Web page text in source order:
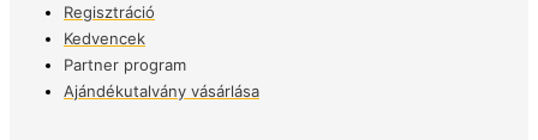
Regisztráció
Kedvencek
Partner program
Ajándékutalvány vásárlása